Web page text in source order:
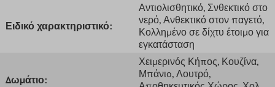
Ειδικό χαρακτηριστικό:
Αντιολισθητικό, Σνθεκτικό στο
νερό, Ανθεκτικό στον παγετό,
Κολλημένο σε δίχτυ έτοιμο για
εγκατάσταση
Δωμάτιο:
Χειμερινός Κήπος, Κουζίνα,
Μπάνιo, Λουτρό,